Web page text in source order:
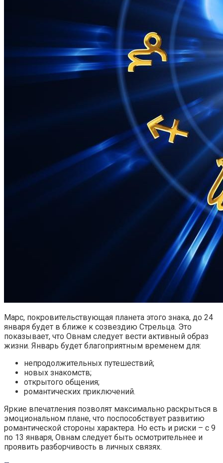
Марс, покровительствующая планета этого знака, до 24
января будет в ближе к созвездию Стрельца. Это
показывает, что Овнам следует вести активный образ
жизни. Январь будет благоприятным временем для:
непродолжительных путешествий;
новых знакомств;
открытого общения;
романтических приключений.
Яркие впечатления позволят максимально раскрыться в
эмоциональном плане, что поспособствует развитию
романтической стороны характера. Но есть и риски – с 9
по 13 января, Овнам следует быть осмотрительнее и
проявить разборчивость в личных связях.